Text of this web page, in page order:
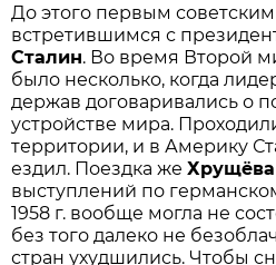
До этого первым
встретившимся с
Сталин. Во время Второй
было несколько, когда
держав договаривались о
устройстве мира.
территории, и в Америку
ездил. Поездка жеХрущёва
выступлений по
1958 г. вообще могла не
без того далеко не
стран ухудшились. Чтобы